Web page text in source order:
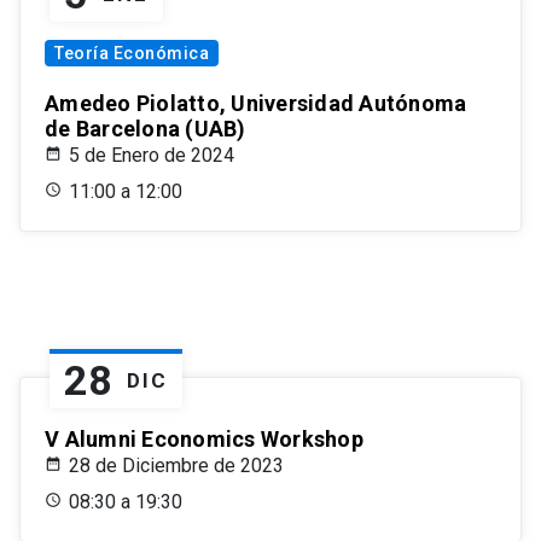
Teoría Económica
Amedeo Piolatto, Universidad Autónoma
de Barcelona (UAB)
5 de Enero de 2024
11:00 a 12:00
28 DIC
V Alumni Economics Workshop
28 de Diciembre de 2023
08:30 a 19:30